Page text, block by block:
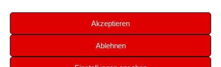
Akzeptieren
Ablehnen